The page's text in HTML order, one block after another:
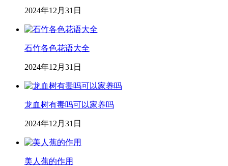
2024年12月31日
石竹各色花语大全
2024年12月31日
龙血树有毒吗可以家养吗
2024年12月31日
美人蕉的作用